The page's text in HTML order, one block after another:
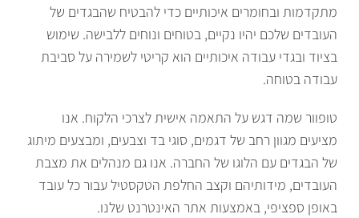
מתקדמות ובחומרים איכותיים כדי להבטיח שהבגדים של
העובדים שלכם יהיו נקיים, בטוחים ונוחים ללבישה. שימוש
בציוד ובגדי עבודה איכותיים הוא קריטי לשמירה על סביבת
עבודה בטוחה.
טופוור שמה דגש על התאמה אישית לצרכי הלקוח. אנו
מציעים מגוון רחב של דגמים, סוגי בד וצבעים, ומבצעים מיתוג
של הבגדים עם הלוגו של החברה. אנו גם מנהלים את מצבת
העובדים, מידותיהם וקצב החלפת הטקסטיל עבור כל עובד
באופן ספציפי, באמצעות אתר האינטרנט שלנו.